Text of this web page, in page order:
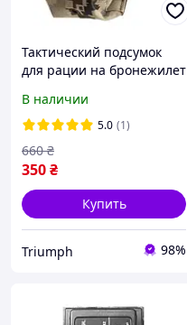
Тактический подсумок
для рации на бронежилет
MOLLE Th
В наличии
5.0 (1)
350₴
660 ₴
Купить
Triumph 98%